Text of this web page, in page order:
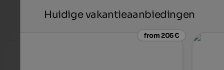
Huidige vakantieaanbiedingen
from 205 €